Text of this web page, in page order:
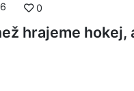
6 0
hrajeme hokej,